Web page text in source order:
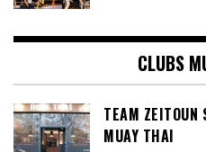
CLUBS
TEAM ZEITOUN
MUAY THAI